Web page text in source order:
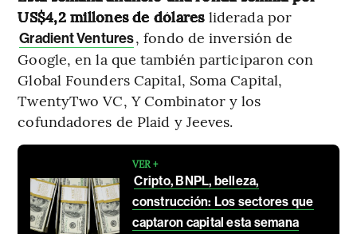
US$4,2 millones de dólares liderada por
Gradient Ventures, fondo de inversión de
Google, en la que también participaron con
Global Founders Capital, Soma Capital,
TwentyTwo VC, Y Combinator y los
cofundadores de Plaid y Jeeves.
VER +
Cripto, BNPL, belleza,
construcción: Los sectores que
captaron capital esta semana